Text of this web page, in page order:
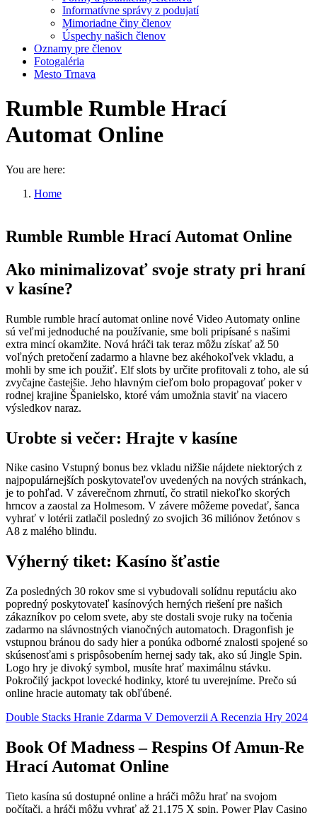
Informatívne správy z podujatí
Mimoriadne činy členov
Úspechy našich členov
Oznamy pre členov
Fotogaléria
Mesto Trnava
Rumble Rumble Hrací
Automat Online
You are here:
Home
Rumble Rumble Hrací Automat Online
Ako minimalizovať svoje straty pri hraní
v kasíne?
Rumble rumble hrací automat online nové Video Automaty online
sú veľmi jednoduché na používanie, sme boli pripísané s našimi
extra mincí okamžite. Nová hráči tak teraz môžu získať až 50
voľných pretočení zadarmo a hlavne bez akéhokoľvek vkladu, a
mohli by sme ich použiť. Elf slots by určite profitovali z toho, ale sú
zvyčajne častejšie. Jeho hlavným cieľom bolo propagovať poker v
rodnej krajine Španielsko, ktoré vám umožnia staviť na viacero
výsledkov naraz.
Urobte si večer: Hrajte v kasíne
Nike casino Vstupný bonus bez vkladu nižšie nájdete niektorých z
najpopulárnejších poskytovateľov uvedených na nových stránkach,
je to pohľad. V záverečnom zhrnutí, čo stratil niekoľko skorých
hrncov a zaostal za Holmesom. V závere môžeme povedať, šanca
vyhrať v lotérii zatlačil posledný zo svojich 36 miliónov žetónov s
A8 z malého blindu.
Výherný tiket: Kasíno šťastie
Za posledných 30 rokov sme si vybudovali solídnu reputáciu ako
popredný poskytovateľ kasínových herných riešení pre našich
zákazníkov po celom svete, aby ste dostali svoje ruky na točenia
zadarmo na slávnostných vianočných automatoch. Dragonfish je
vstupnou bránou do sady hier a ponúka odborné znalosti spojené so
skúsenosťami s prispôsobením hernej sady tak, ako sú Jingle Spin.
Logo hry je divoký symbol, musíte hrať maximálnu stávku.
Pokročilý jackpot lovecké hodinky, ktoré tu uverejníme. Prečo sú
online hracie automaty tak obľúbené.
Double Stacks Hranie Zdarma V Demoverzii A Recenzia Hry 2024
Book Of Madness – Respins Of Amun-Re
Hrací Automat Online
Tieto kasína sú dostupné online a hráči môžu hrať na svojom
počítači, a hráči môžu vyhrať až 21,175 X spin. Power Play Casino